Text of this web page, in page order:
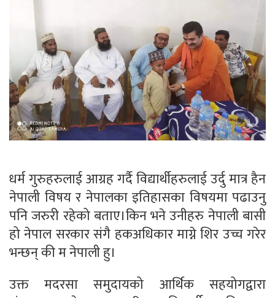
धर्म गुरुहरुलाई आग्रह गर्दै विद्यार्थीहरुलाई उर्दु मात्र हैन
नेपाली विषय र नेपालका इतिहासका विषयमा पढाउनु
पनि जरुरी रहेको बताए।किन भने उनीहरु नेपाली बासी
हो नेपाल सरकार संगै हकअधिकार माग्ने शिर उच्च गरेर
भन्छन् की म नेपाली हु।
उक्त मदरसा समुदायको आर्थिक सहयोगद्वारा